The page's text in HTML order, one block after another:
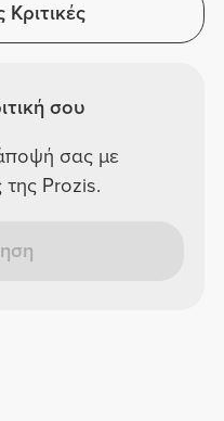
σου
σας με
της Prozis.